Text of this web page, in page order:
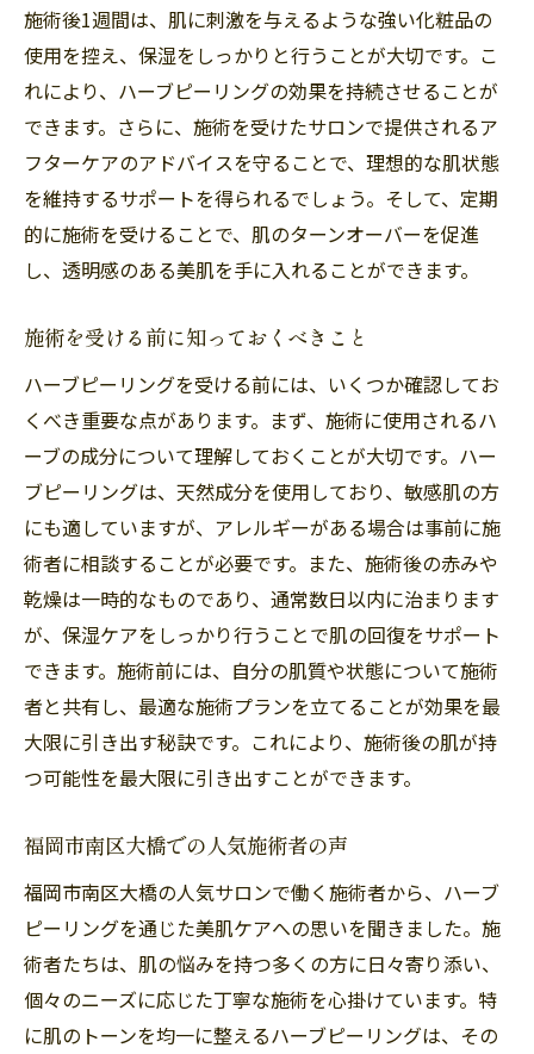
福岡市南区大橋のおすすめサロン情報
ハーブピーリングの魅力と福岡市南区大橋での
施術体験を語る
施術を受けた人の体験談
施術後の生活に与える影響
福岡市南区大橋での成功事例
施術を通じたメンタルの変化
福岡市南区大橋での施術者からのアドバイ
施術後1週間は、肌に刺激を与えるような強い化粧品の
使用を控え、保湿をしっかりと行うことが大切です。こ
れにより、ハーブピーリングの効果を持続させることが
できます。さらに、施術を受けたサロンで提供されるア
フターケアのアドバイスを守ることで、理想的な肌状態
を維持するサポートを得られるでしょう。そして、定期
的に施術を受けることで、肌のターンオーバーを促進
し、透明感のある美肌を手に入れることができます。
施術を受ける前に知っておくべきこと
ハーブピーリングを受ける前には、いくつか確認してお
くべき重要な点があります。まず、施術に使用されるハ
ーブの成分について理解しておくことが大切です。ハー
ブピーリングは、天然成分を使用しており、敏感肌の方
にも適していますが、アレルギーがある場合は事前に施
術者に相談することが必要です。また、施術後の赤みや
乾燥は一時的なものであり、通常数日以内に治まります
が、保湿ケアをしっかり行うことで肌の回復をサポート
できます。施術前には、自分の肌質や状態について施術
者と共有し、最適な施術プランを立てることが効果を最
大限に引き出す秘訣です。これにより、施術後の肌が持
つ可能性を最大限に引き出すことができます。
福岡市南区大橋での人気施術者の声
福岡市南区大橋の人気サロンで働く施術者から、ハーブ
ピーリングを通じた美肌ケアへの思いを聞きました。施
術者たちは、肌の悩みを持つ多くの方に日々寄り添い、
個々のニーズに応じた丁寧な施術を心掛けています。特
に肌のトーンを均一に整えるハーブピーリングは、その